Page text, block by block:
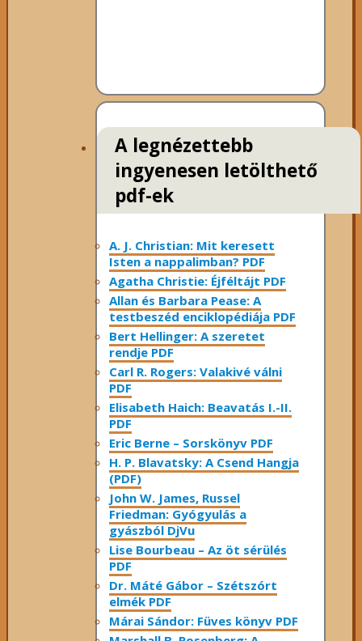
A legnézettebb
ingyenesen letölthető
pdf-ek
A. J. Christian: Mit keresett
Isten a nappalimban? PDF
Agatha Christie: Éjféltájt PDF
Allan és Barbara Pease: A
testbeszéd enciklopédiája PDF
Bert Hellinger: A ​szeretet
rendje PDF
Carl R. Rogers: Valakivé válni
PDF
Elisabeth Haich: Beavatás I.-II.
PDF
Eric Berne – Sorskönyv PDF
H. P. Blavatsky: A Csend Hangja
(PDF)
John W. James, Russel
Friedman: Gyógyulás a
gyászból DjVu
Lise Bourbeau – Az öt sérülés
PDF
Dr. Máté Gábor – Szétszórt
elmék PDF
Márai Sándor: Füves könyv PDF